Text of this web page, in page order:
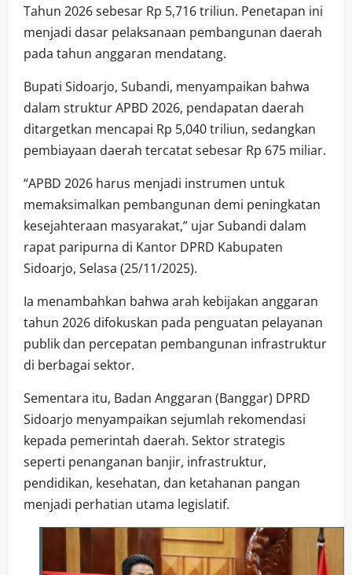
Tahun 2026 sebesar Rp 5,716 triliun. Penetapan ini
menjadi dasar pelaksanaan pembangunan daerah
pada tahun anggaran mendatang.
Bupati Sidoarjo, Subandi, menyampaikan bahwa
dalam struktur APBD 2026, pendapatan daerah
ditargetkan mencapai Rp 5,040 triliun, sedangkan
pembiayaan daerah tercatat sebesar Rp 675 miliar.
“APBD 2026 harus menjadi instrumen untuk
memaksimalkan pembangunan demi peningkatan
kesejahteraan masyarakat,” ujar Subandi dalam
rapat paripurna di Kantor DPRD Kabupaten
Sidoarjo, Selasa (25/11/2025).
Ia menambahkan bahwa arah kebijakan anggaran
tahun 2026 difokuskan pada penguatan pelayanan
publik dan percepatan pembangunan infrastruktur
di berbagai sektor.
Sementara itu, Badan Anggaran (Banggar) DPRD
Sidoarjo menyampaikan sejumlah rekomendasi
kepada pemerintah daerah. Sektor strategis
seperti penanganan banjir, infrastruktur,
pendidikan, kesehatan, dan ketahanan pangan
menjadi perhatian utama legislatif.